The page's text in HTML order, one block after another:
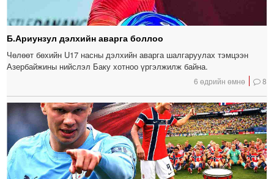
Б.Ариунзул дэлхийн аварга боллоо
Чөлөөт бөхийн U17 насны дэлхийн аварга шалгаруулах тэмцээн
Азербайжины нийслэл Баку хотноо үргэлжилж байна.
6 өдрийн өмнө 8